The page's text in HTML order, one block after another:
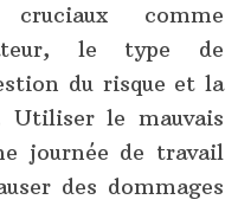
comme
le type de
du risque et la
Utiliser le mauvais
journée de travail
des dommages